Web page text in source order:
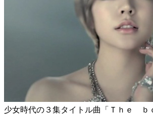
少女時代の３集タイトル曲「Ｔｈｅ ｂ